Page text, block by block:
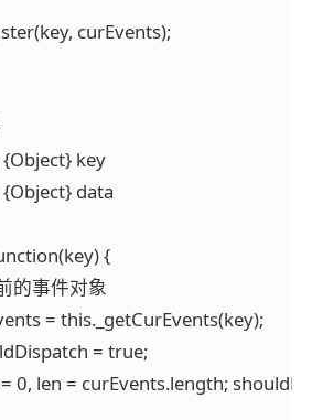
curEvents);
{Object} key
{Object} data
{
当前的事件对象
= this._getCurEvents(key);
= true;
i = 0, len = curEvents.length;